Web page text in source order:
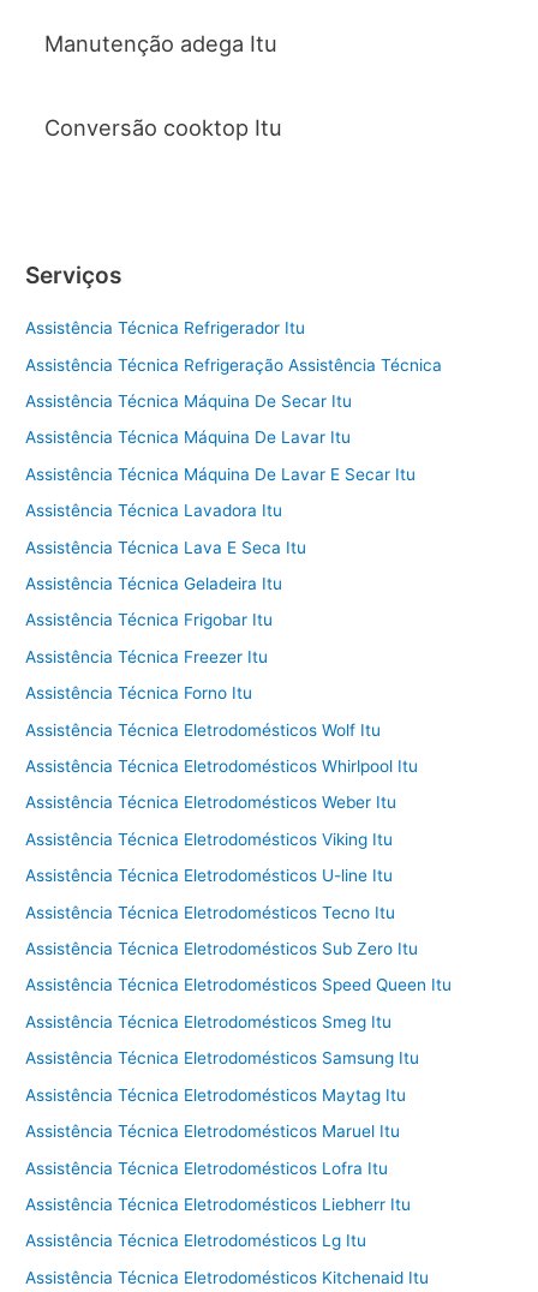
Manutenção adega Itu
Conversão cooktop Itu
Serviços
Assistência Técnica Refrigerador Itu
Assistência Técnica Refrigeração Assistência Técnica
Assistência Técnica Máquina De Secar Itu
Assistência Técnica Máquina De Lavar Itu
Assistência Técnica Máquina De Lavar E Secar Itu
Assistência Técnica Lavadora Itu
Assistência Técnica Lava E Seca Itu
Assistência Técnica Geladeira Itu
Assistência Técnica Frigobar Itu
Assistência Técnica Freezer Itu
Assistência Técnica Forno Itu
Assistência Técnica Eletrodomésticos Wolf Itu
Assistência Técnica Eletrodomésticos Whirlpool Itu
Assistência Técnica Eletrodomésticos Weber Itu
Assistência Técnica Eletrodomésticos Viking Itu
Assistência Técnica Eletrodomésticos U-line Itu
Assistência Técnica Eletrodomésticos Tecno Itu
Assistência Técnica Eletrodomésticos Sub Zero Itu
Assistência Técnica Eletrodomésticos Speed Queen Itu
Assistência Técnica Eletrodomésticos Smeg Itu
Assistência Técnica Eletrodomésticos Samsung Itu
Assistência Técnica Eletrodomésticos Maytag Itu
Assistência Técnica Eletrodomésticos Maruel Itu
Assistência Técnica Eletrodomésticos Lofra Itu
Assistência Técnica Eletrodomésticos Liebherr Itu
Assistência Técnica Eletrodomésticos Lg Itu
Assistência Técnica Eletrodomésticos Kitchenaid Itu